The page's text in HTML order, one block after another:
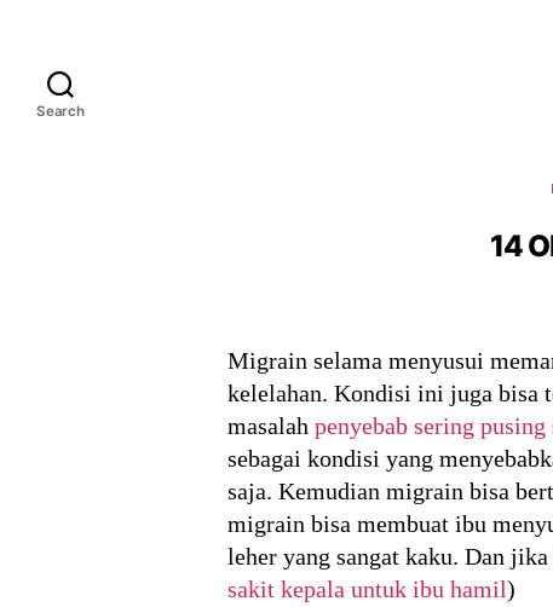
Search
14
Migrain selama menyusui
kelelahan. Kondisi ini juga bisa
masalah penyebab sering pusing
sebagai kondisi yang
saja. Kemudian migrain bisa
migrain bisa membuat ibu
leher yang sangat kaku. Dan
sakit kepala untuk ibu hamil)